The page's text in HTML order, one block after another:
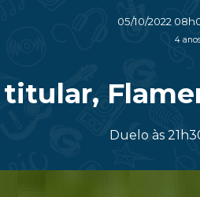
05/10/2022
4
Duelo às